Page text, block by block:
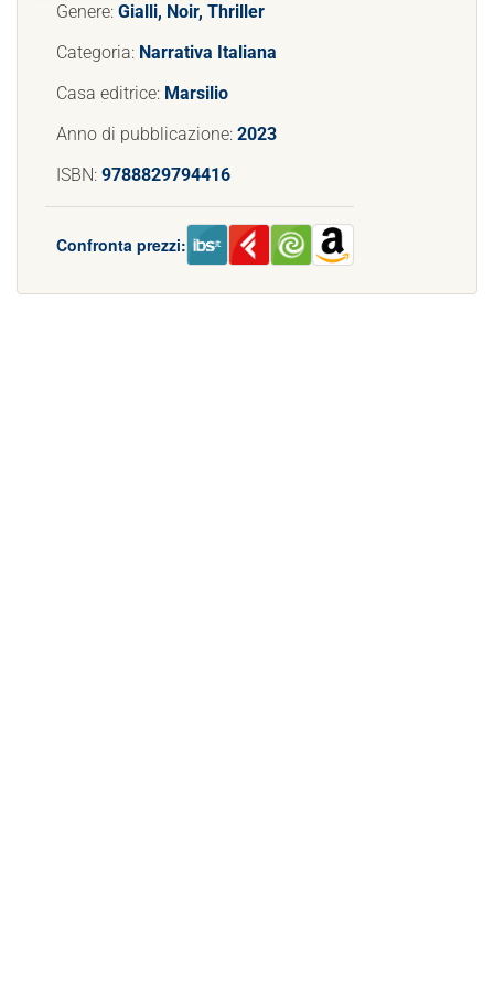
Genere: Gialli, Noir, Thriller
Categoria: Narrativa Italiana
Casa editrice: Marsilio
Anno di pubblicazione: 2023
ISBN: 9788829794416
Confronta prezzi: